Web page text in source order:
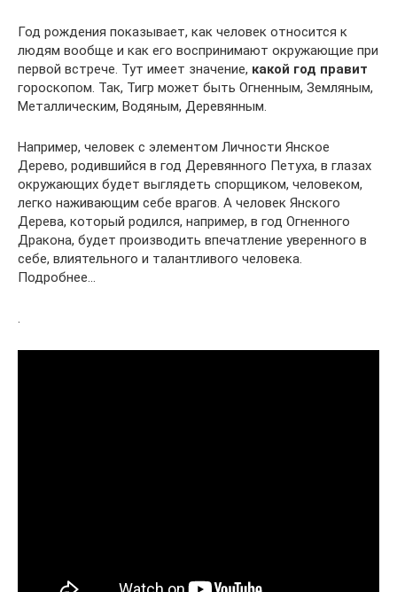
Год рождения показывает, как человек относится к
людям вообще и как его воспринимают окружающие при
первой встрече. Тут имеет значение, какой год правит
гороскопом. Так, Тигр может быть Огненным, Земляным,
Металлическим, Водяным, Деревянным.
Например, человек с элементом Личности Янское
Дерево, родившийся в год Деревянного Петуха, в глазах
окружающих будет выглядеть спорщиком, человеком,
легко наживающим себе врагов. А человек Янского
Дерева, который родился, например, в год Огненного
Дракона, будет производить впечатление уверенного в
себе, влиятельного и талантливого человека.
Подробнее…
.